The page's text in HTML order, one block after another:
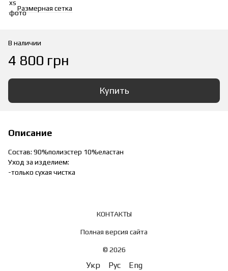
Размерная сетка
В наличии
4 800 грн
Купить
Описание
Состав: 90%полиэстер 10%еластан
Уход за изделием:
-только сухая чистка
КОНТАКТЫ
Полная версия сайта
© 2026
Укр Рус Eng